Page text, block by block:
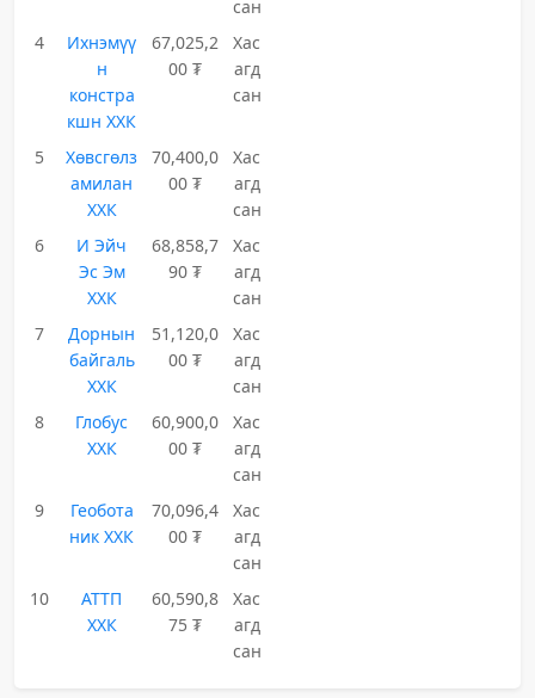
сан
4
Ихнэмүү
н
констра
кшн ХХК
67,025,2
00 ₮
Хас
агд
сан
5
Хөвсгөлз
амилан
ХХК
70,400,0
00 ₮
Хас
агд
сан
6
И Эйч
Эс Эм
ХХК
68,858,7
90 ₮
Хас
агд
сан
7
Дорнын
байгаль
ХХК
51,120,0
00 ₮
Хас
агд
сан
8
Глобус
ХХК
60,900,0
00 ₮
Хас
агд
сан
9
Геобота
ник ХХК
70,096,4
00 ₮
Хас
агд
сан
10
АТТП
ХХК
60,590,8
75 ₮
Хас
агд
сан